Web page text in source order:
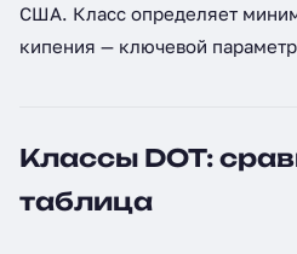
США. Класс определяет
кипения — ключевой
Классы DOT:
таблица